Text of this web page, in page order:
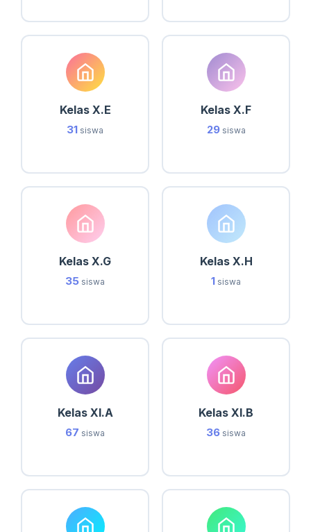
Kelas X.E
31 siswa
Kelas X.F
29siswa
Kelas X.G
35 siswa
Kelas X.H
1 siswa
Kelas XI.A
67 siswa
Kelas XI.B
36 siswa